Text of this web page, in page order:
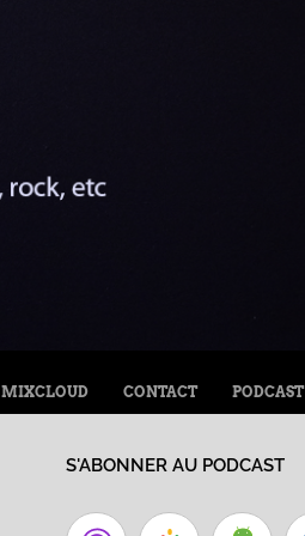
MIXCLOUD CONTACT PODCAST
S'ABONNER AU PODCAST